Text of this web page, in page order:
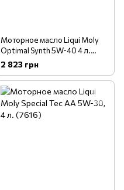
Моторное масло Liqui Moly
Optimal Synth 5W-40 4 л.
(3926)
2 823 грн